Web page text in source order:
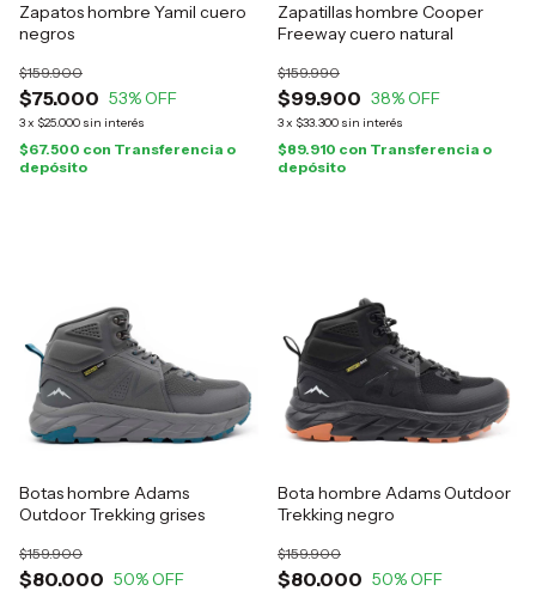
Zapatos hombre Yamil cuero
negros
$75.000
$159.900
53% OFF
3x $25.000 sin interés
$67.500 con Transferencia o
depósito
Zapatillas hombre Cooper
Freeway cuero natural
$99.900
$159.990
38% OFF
3x $33.300 sin interés
$89.910 con Transferencia o
depósito
Botas hombre Adams
Outdoor Trekking grises
$80.000
$159.900
50% OFF
Bota hombre Adams Outdoor
Trekking negro
$80.000
$159.900
50% OFF